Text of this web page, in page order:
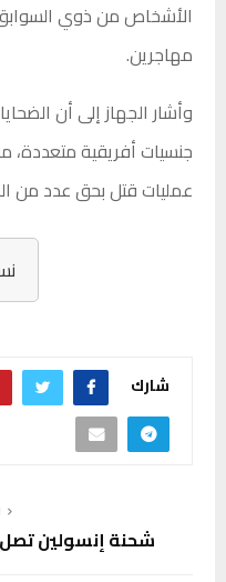
الأشخاص من ذوي السوابق
مهاجرين.
وأشار الجهاز إلى أن
جنسيات أفريقية متعددة،
عمليات قتل بحق عدد من
شارك
شحنة إنسولين تصل